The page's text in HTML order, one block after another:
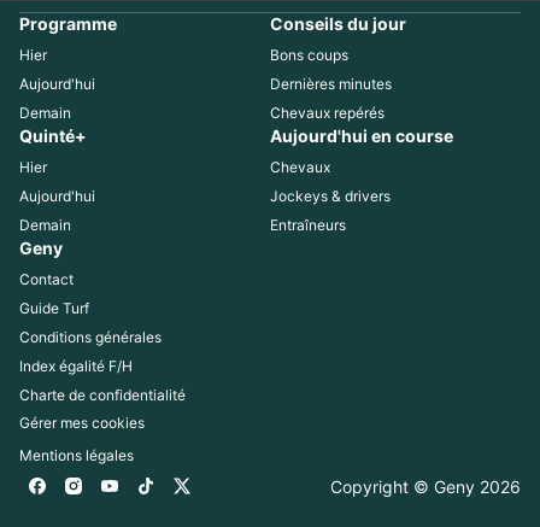
Programme
Hier
Aujourd'hui
Demain
Conseils du jour
Bons coups
Dernières minutes
Chevaux repérés
Quinté+
Hier
Aujourd'hui
Demain
Aujourd'hui en course
Chevaux
Jockeys & drivers
Entraîneurs
Geny
Contact
Guide Turf
Conditions générales
Index égalité F/H
Charte de confidentialité
Gérer mes cookies
Mentions légales
Copyright © Geny 2026